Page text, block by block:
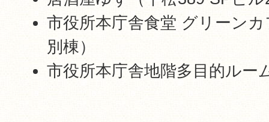
市役所本庁舎食堂 グリーン
別棟）
市役所本庁舎地階多目的ルー